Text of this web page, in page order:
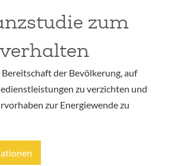
zum
der Bevölkerung, auf
zu verzichten und
zur Energiewende zu